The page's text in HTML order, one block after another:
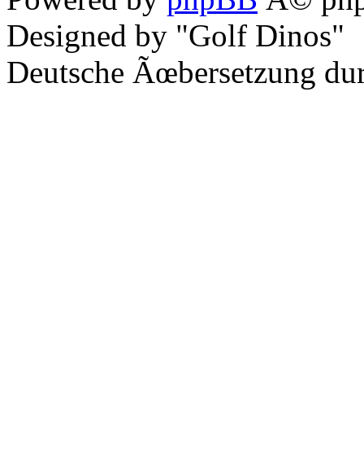
Designed by "Golf Dinos"
Deutsche Ãœbersetzung